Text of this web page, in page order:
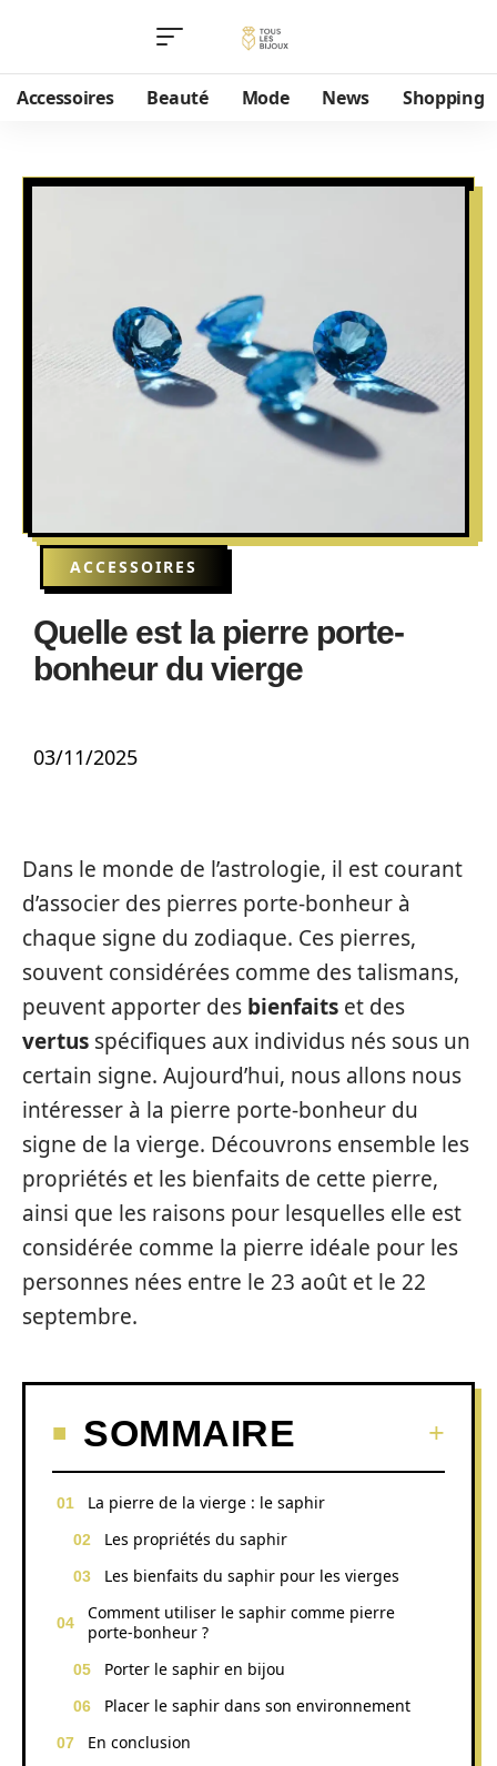
Accessoires Beauté Mode News Shopping
ACCESSOIRES
Quelle est la pierre porte-
bonheur du vierge
03/11/2025
Dans le monde de l’astrologie, il est courant
d’associer des pierres porte-bonheur à
chaque signe du zodiaque. Ces pierres,
souvent considérées comme des talismans,
peuvent apporter des bienfaits et des
vertus spécifiques aux individus nés sous un
certain signe. Aujourd’hui, nous allons nous
intéresser à la pierre porte-bonheur du
signe de la vierge. Découvrons ensemble les
propriétés et les bienfaits de cette pierre,
ainsi que les raisons pour lesquelles elle est
considérée comme la pierre idéale pour les
personnes nées entre le 23 août et le 22
septembre.
SOMMAIRE
La pierre de la vierge : le saphir
Les propriétés du saphir
Les bienfaits du saphir pour les vierges
Comment utiliser le saphir comme pierre
porte-bonheur ?
Porter le saphir en bijou
Placer le saphir dans son environnement
En conclusion